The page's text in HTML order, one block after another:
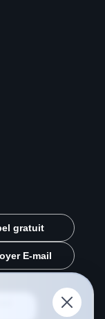
gratuit
E-mail